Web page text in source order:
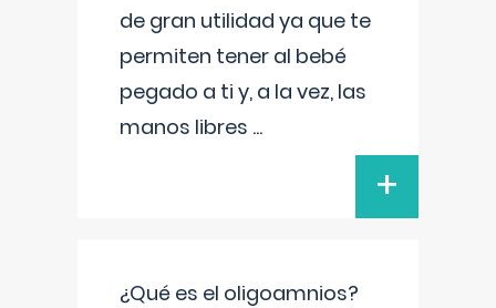
de gran utilidad ya que te
permiten tener al bebé
pegado a ti y, a la vez, las
manos libres ...
+
¿Qué es el oligoamnios?